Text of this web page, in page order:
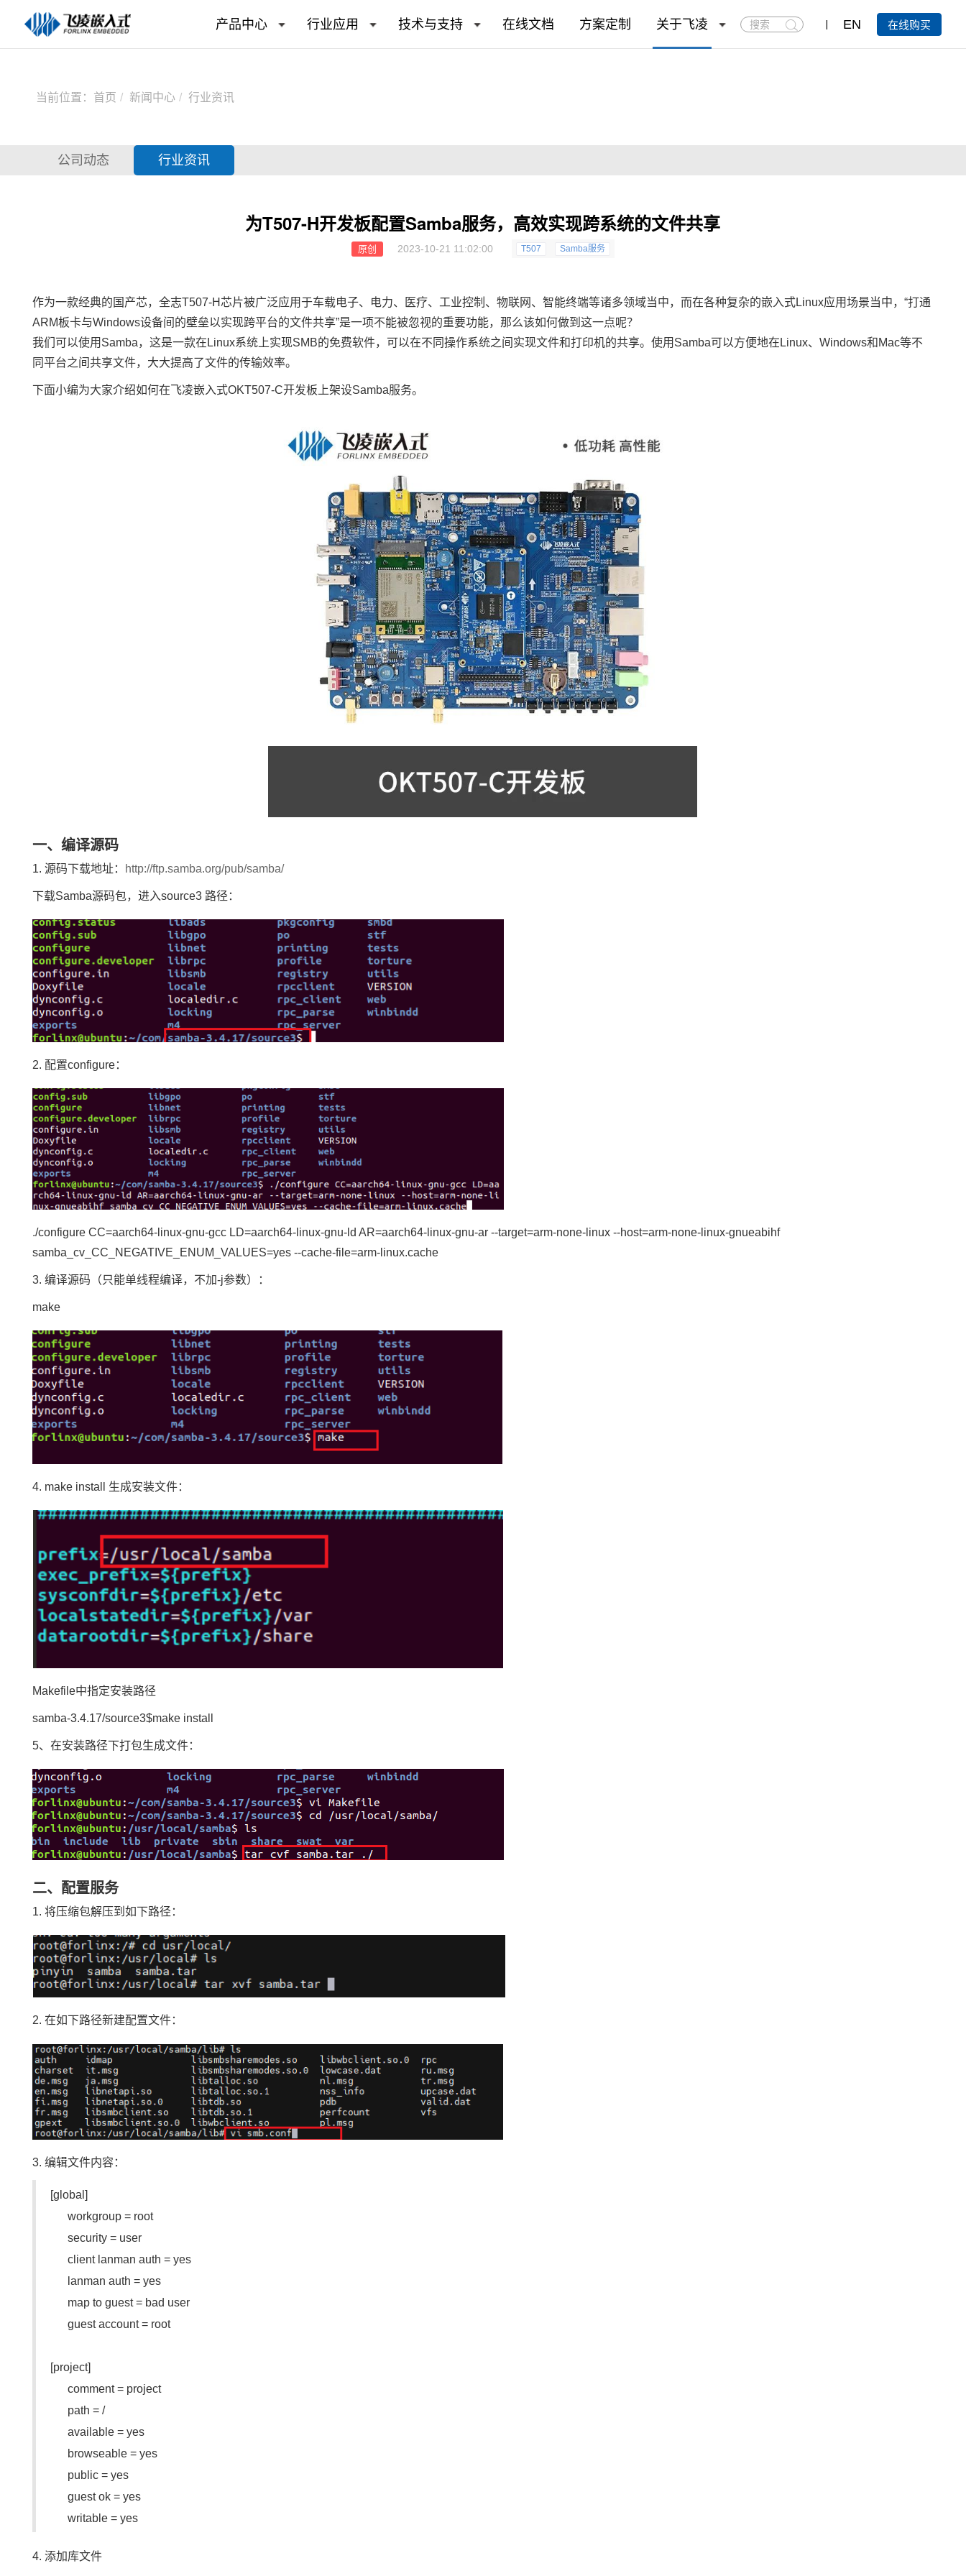
产品中心 行业应用 技术与支持 在线文档 方案定制 关于飞凌
搜
索
EN 在线购买
当前位置： 首页 新闻中心 行业资讯
公司动态 行业资讯
为T507-H开发板配置Samba服务，高效实现跨系统的文件共享
原创 2023-10-21 11:02:00 T507 Samba服务
作为一款经典的国产芯，全志T507-H芯片被广泛应用于车载电子、电力、医疗、工业控制、物联网、智能终端等诸多领域当中，而在各种复杂的嵌入式Linux应用场景当中，“打通
ARM板卡与Windows设备间的壁垒以实现跨平台的文件共享”是一项不能被忽视的重要功能，那么该如何做到这一点呢？
我们可以使用Samba，这是一款在Linux系统上实现SMB的免费软件，可以在不同操作系统之间实现文件和打印机的共享。使用Samba可以方便地在Linux、Windows和Mac等不
同平台之间共享文件，大大提高了文件的传输效率。
下面小编为大家介绍如何在飞凌嵌入式OKT507-C开发板 上架设Samba服务。
一、编译源码
1. 源码下载地址： http://ftp.samba.org/pub/samba/
下载Samba源码包，进入source3 路径：
2. 配置configure：
./configure CC=aarch64-linux-gnu-gcc LD=aarch64-linux-gnu-ld AR=aarch64-linux-gnu-ar --target=arm-none-linux --host=arm-none-linux-gnueabihf
samba_cv_CC_NEGATIVE_ENUM_VALUES=yes --cache-file=arm-linux.cache
3. 编译源码（只能单线程编译，不加-j参数）：
make
4. make install 生成安装文件：
Makefile中指定安装路径
samba-3.4.17/source3$make install
5、在安装路径下打包生成文件：
二、配置服务
1. 将压缩包解压到如下路径：
2. 在如下路径新建配置文件：
3. 编辑文件内容：
[global]
workgroup = root
security = user
client lanman auth = yes
lanman auth = yes
map to guest = bad user
guest account = root
[project]
comment = project
path = /
available = yes
browseable = yes
public = yes
guest ok = yes
writable = yes
4. 添加库文件